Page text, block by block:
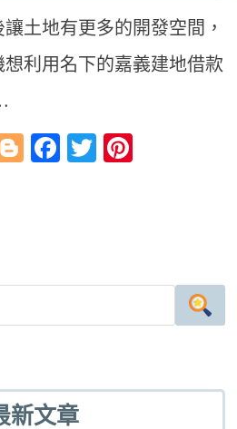
土地有更多的開發空間，
利用名下的嘉義建地借款
Blogger
Facebook
Twitter
新文章